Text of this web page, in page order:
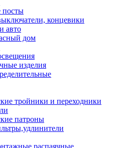
посты
концевики
авто
дом
изделия
тройники и переходники
патроны
распаячные